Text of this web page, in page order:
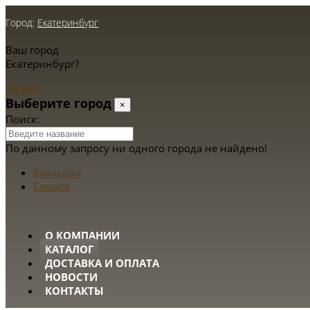
Город: Екатеринбург
Ваш город
Екатеринбург?
Да Нет
Выберите город ×
Поиск:
По данному запросу ни одного города не найдено!
Балаково
Самара
О КОМПАНИИ
КАТАЛОГ
ДОСТАВКА И ОПЛАТА
НОВОСТИ
КОНТАКТЫ